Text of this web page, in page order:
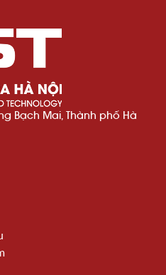
Bạch Mai, Thành phố Hà